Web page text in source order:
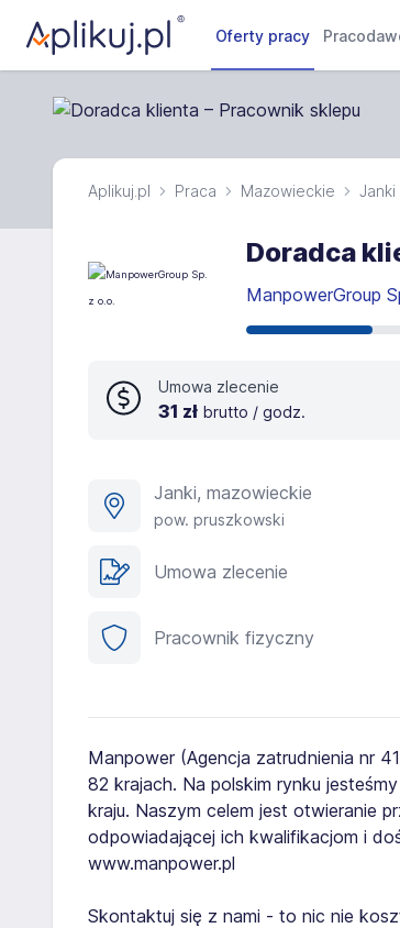
Oferty pracy
Aplikuj.pl Praca Mazowieckie Janki
Doradca
ManpowerGroup
Umowa zlecenie
31 zł brutto / godz.
Janki, mazowieckie
pow. pruszkowski
Umowa zlecenie
Pracownik fizyczny
Manpower (Agencja zatrudnienia nr
82 krajach. Na polskim rynku
kraju. Naszym celem jest otwieranie
odpowiadającej ich kwalifikacjom i
www.manpower.pl
Skontaktuj się z nami - to nic nie